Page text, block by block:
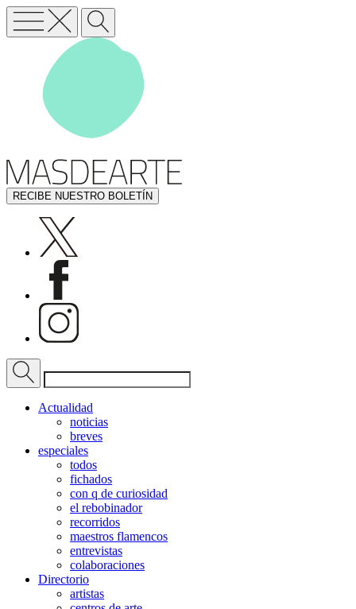
RECIBE NUESTRO BOLETÍN
Actualidad
noticias
breves
especiales
todos
fichados
con q de curiosidad
el rebobinador
recorridos
maestros flamencos
entrevistas
colaboraciones
Directorio
artistas